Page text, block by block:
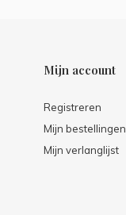
Mijn account
Registreren
Mijn bestellingen
Mijn verlanglijst